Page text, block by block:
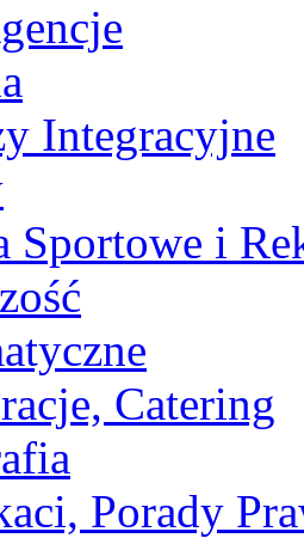
Integracyjne
Sportowe i
Catering
Porady